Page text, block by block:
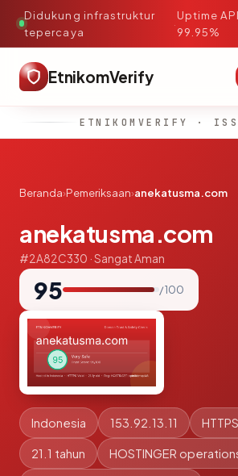
Didukung infrastruktur
tepercaya
·
Uptime
99.95%
EtnikomVerify
ETNIKOMVERIFY ·
Beranda›Pemeriksaan›anekatusma.com
anekatusma.com
#2A82C330 · Sangat Aman
95 / 100
Indonesia 153.92.13.11
21.1 tahun HOSTINGER